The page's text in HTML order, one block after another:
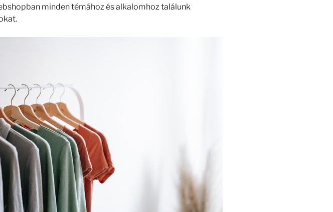
minden témához és alkalomhoz találunk